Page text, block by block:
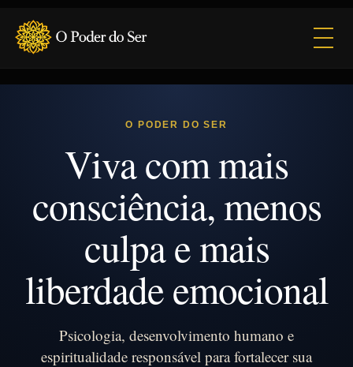
Abrir
O PODER DO SER
Viva com mais
consciência, menos
culpa e mais
liberdade emocional
Psicologia, desenvolvimento humano e
espiritualidade responsável para fortalecer sua